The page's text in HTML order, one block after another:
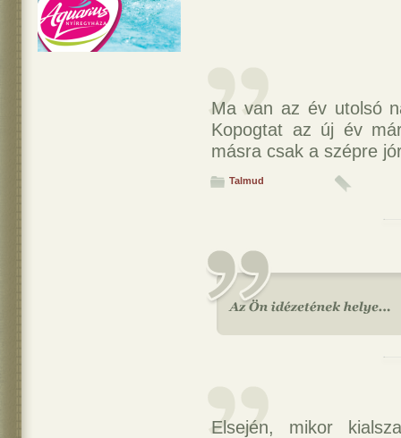
Ma van az év utolsó
Kopogtat az új év
másra csak a szépre
Talmud
Elsején, mikor